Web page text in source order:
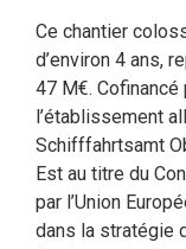
Ce chantier
d’environ 4 ans,
47 M€. Cofinancé
l’établissement
Schifffahrtsamt
Est au titre du
par l’Union
dans la stratégie